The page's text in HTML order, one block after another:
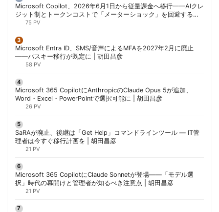
Microsoft Copilot、2026年6月1日から従量課金へ移行——AIクレ
ジット制とトークンコストで「メーターショック」を回避する方
法 | 胡田昌彦
75 PV
Microsoft Entra ID、SMS/音声によるMFAを2027年2月に廃止
——パスキー移行が既定に | 胡田昌彦
58 PV
Microsoft 365 CopilotにAnthropicのClaude Opus 5が追加、
Word・Excel・PowerPointで選択可能に | 胡田昌彦
26 PV
SaRAが廃止、後継は「Get Help」コマンドラインツール — IT管
理者は今すぐ移行計画を | 胡田昌彦
21 PV
Microsoft 365 CopilotにClaude Sonnetが登場——「モデル選
択」時代の幕開けと管理者が知るべき注意点 | 胡田昌彦
21 PV